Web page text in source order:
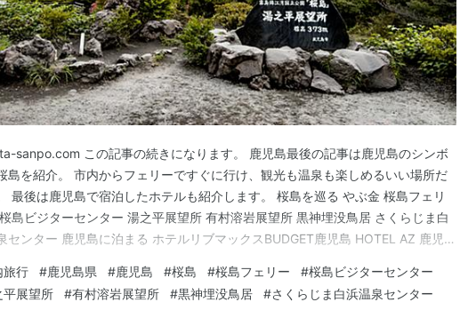
sanpo.com この記事の続きになります。 鹿児島最後の記事は鹿児島のシンボ
島を紹介。 市内からフェリーですぐに行け、観光も温泉も楽しめるいい場所だ
最後は鹿児島で宿泊したホテルも紹介します。 桜島を巡る やぶ金 桜島フェリ
島ビジターセンター 湯之平展望所 有村溶岩展望所 黒神埋没鳥居 さくらじま白
センター 鹿児島に泊まる ホテルリブマックスBUDGET鹿児島 HOTEL AZ 鹿児島
ーでアクセスでき、鹿児島駅の近くにフェリー乗り場がある。 乗船。 乗客だけ
旅行 #鹿児島県 #鹿児島 #桜島 #桜島フェリー #桜島ビジターセンター
平展望所 #有村溶岩展望所 #黒神埋没鳥居 #さくらじま白浜温泉センター